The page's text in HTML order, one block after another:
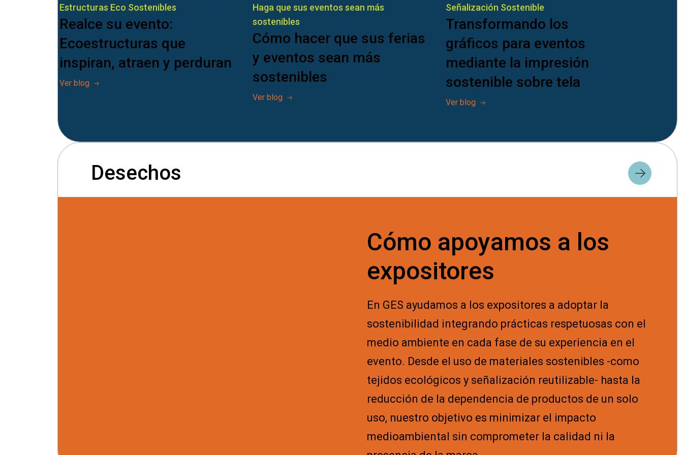
Desechos
claros, podemos evitar residuos innecesarios y promover un consumo responsable.
Estructuras Eco Sostenibles
Realce su evento:
Ecoestructuras que
inspiran, atraen y perduran
Ver blog
Haga que sus eventos sean más
sostenibles
Cómo hacer que sus ferias
y eventos sean más
sostenibles
Ver blog
Señalización Sostenible
Transformando los
gráficos para eventos
mediante la impresión
sostenible sobre tela
Ver blog
Cómo apoyamos a los
expositores
En GES ayudamos a los expositores a adoptar la
sostenibilidad integrando prácticas respetuosas con el
medio ambiente en cada fase de su experiencia en el
evento. Desde el uso de materiales sostenibles -como
tejidos ecológicos y señalización reutilizable- hasta la
reducción de la dependencia de productos de un solo
uso, nuestro objetivo es minimizar el impacto
medioambiental sin comprometer la calidad ni la